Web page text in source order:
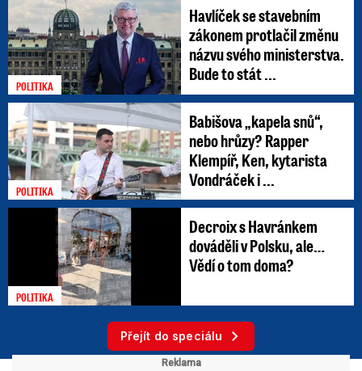
POLITIKA
Havlíček se stavebním
zákonem protlačil změnu
názvu svého ministerstva.
Bude to stát ...
POLITIKA
Babišova „kapela snů“,
nebo hrůzy? Rapper
Klempíř, Ken, kytarista
Vondráček i ...
POLITIKA
Decroix s Havránkem
dováděli v Polsku, ale…
Vědí o tom doma?
Přejít do speciálu